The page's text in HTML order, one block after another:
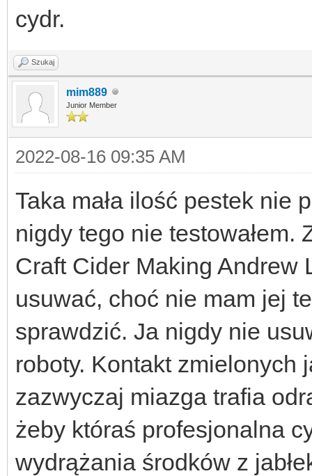
cydr.
Szukaj
mim889
Junior Member
2022-08-16 09:35 AM
Taka mała ilość pestek nie
nigdy tego nie testowałem.
Craft Cider Making Andrew
usuwać, choć nie mam jej
sprawdzić. Ja nigdy nie
roboty. Kontakt zmielonych
zazwyczaj miazga trafia
żeby któraś profesjonalna
wydrążania środków z